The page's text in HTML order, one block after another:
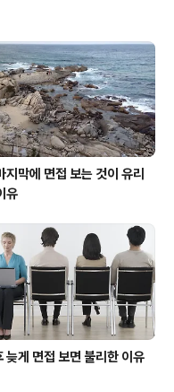
이해하
, 마트
게 신경
사실입
한 정보
지막에 면접 보는 것이 유리
유
늦게 면접 보면 불리한 이유